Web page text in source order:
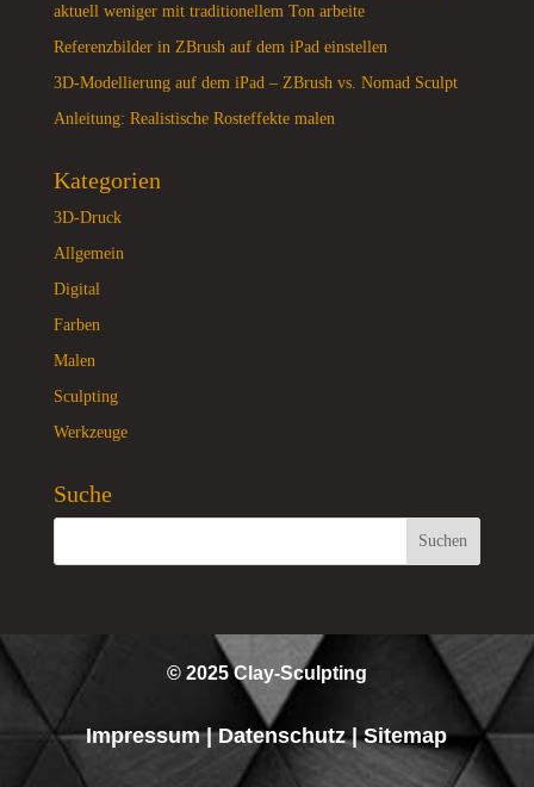
aktuell weniger mit traditionellem Ton arbeite
Referenzbilder in ZBrush auf dem iPad einstellen
3D-Modellierung auf dem iPad – ZBrush vs. Nomad Sculpt
Anleitung: Realistische Rosteffekte malen
Kategorien
3D-Druck
Allgemein
Digital
Farben
Malen
Sculpting
Werkzeuge
Suche
© 2025 Clay-Sculpting
Impressum|Datenschutz|Sitemap